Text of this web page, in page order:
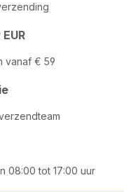
vanaf € 59
08:00 tot 17:00 uur